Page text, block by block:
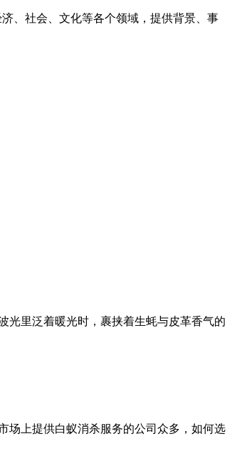
、社会、文化等各个领域，提供背景、事
光里泛着暖光时，裹挟着生蚝与皮革香气的
场上提供白蚁消杀服务的公司众多，如何选